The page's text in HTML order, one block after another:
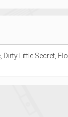
Little Secret,